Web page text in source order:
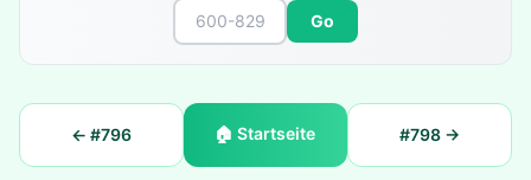
Go
← #796 🏠Startseite #798→